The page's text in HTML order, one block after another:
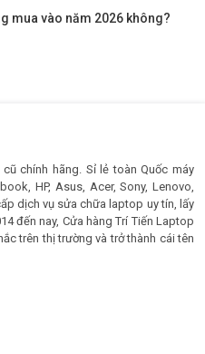
mua vào năm 2026 không?
chính hãng. Sỉ lẻ toàn Quốc máy
HP, Asus, Acer, Sony, Lenovo,
dịch vụ sửa chữa laptop uy tín, lấy
đến nay, Cửa hàng Trí Tiến Laptop
trên thị trường và trở thành cái tên